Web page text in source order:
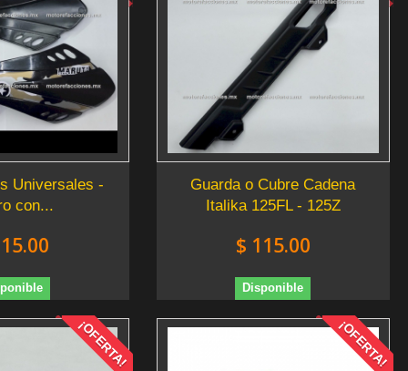
Universales -
con...
Guarda o Cubre Cadena
Italika 125FL - 125Z
$ 115.00
Disponible
¡OFERTA! ¡OFERTA!